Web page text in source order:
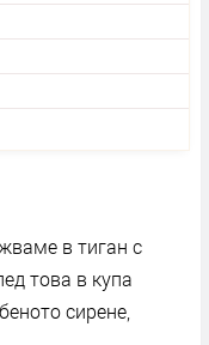
в тиган с
това в купа
сирене,